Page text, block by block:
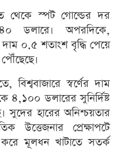
থেকে স্পট গোল্ডের দর
ডলারে। অপরদিকে,
দাম ০.৫ শতাংশ বৃদ্ধি পেয়ে
বিশ্ববাজারে স্বর্ণের দাম
ডলারের সুনির্দিষ্ট
সুদের হারের অনিশ্চয়তার
উত্তেজনার প্রেক্ষাপটে
মূলধন খাটাতে সতর্ক